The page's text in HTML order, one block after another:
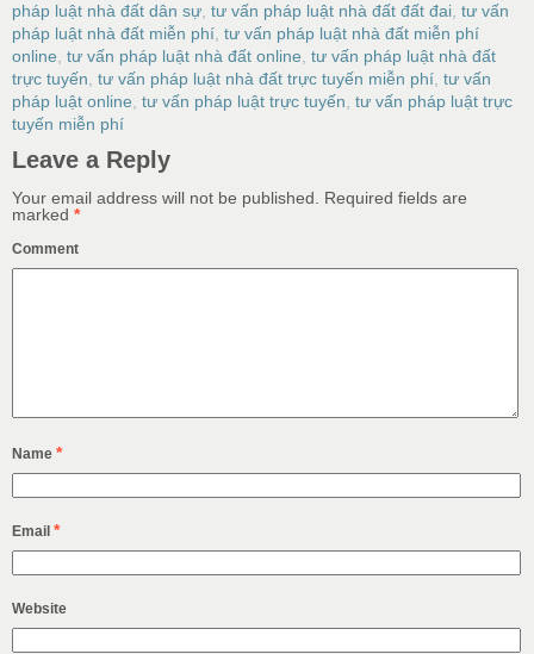
pháp luật nhà đất dân sự tư vấn pháp luật nhà đất đất đai tư vấn
pháp luật nhà đất miễn phí tư vấn pháp luật nhà đất miễn phí
online tư vấn pháp luật nhà đất online tư vấn pháp luật nhà đất
trực tuyến tư vấn pháp luật nhà đất trực tuyến miễn phí tư vấn
pháp luật online tư vấn pháp luật trực tuyến tư vấn pháp luật trực
tuyến miễn phí
Leave a Reply
Your email address will not be published.
Required fields are
marked *
Comment
Name *
Email *
Website